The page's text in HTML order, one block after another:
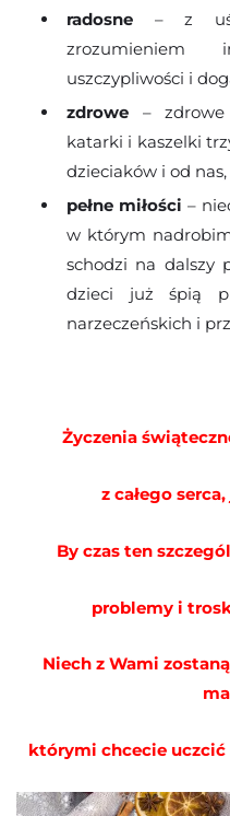
radosne – z
zrozumieniem
uszczypliwości i
zdrowe –
katarki i kaszelki
dzieciaków i od nas,
pełne miłości –
w którym
schodzi na dalszy
dzieci już śpią
narzeczeńskich i
Życzenia
z całego
By czas ten
problemy i
Niech z Wami
którymi chcecie uczcić